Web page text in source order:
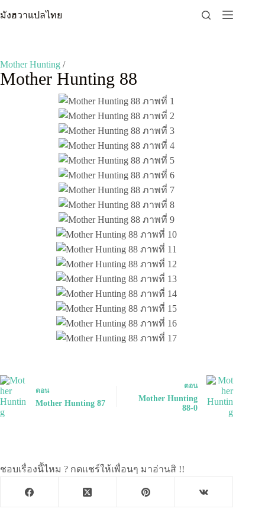
to
มังฮวาแปลไทย
Mother Hunting /
Mother Hunting 88
ตอน
Mother Hunting 87
ตอน
Mother Hunting
88-0
ชอบเรื่องนี้ไหม ? กดแชร์ให้เพื่อนๆ มาอ่านสิ !!